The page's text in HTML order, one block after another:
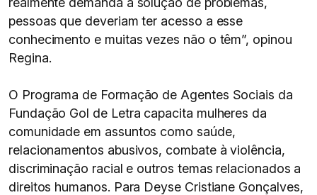
pessoas que deveriam ter acesso a esse
conhecimento e muitas vezes não o têm”, opinou
Regina.
O Programa de Formação de Agentes Sociais da
Fundação Gol de Letra capacita mulheres da
comunidade em assuntos como saúde,
relacionamentos abusivos, combate à violência,
discriminação racial e outros temas relacionados a
direitos humanos. Para Deyse Cristiane Gonçalves,